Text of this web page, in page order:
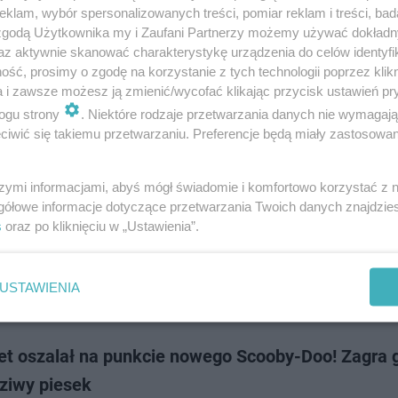
opowieść o 2-letnim chłopcu, który był świadkiem morderstwa
widzów i wyw…
młodą kobietę na oczach jej 2-letniego
to obecnie najpopularniejszy serial Netflixa w 55 krajach, w tym
true crime opowiada wstrząsającą, opartą na faktach historię Alexa
oszalał na punkcie nowego Scooby-Doo! Zagra
piesek
wybór spersonalizowanych treści, pomiar reklam i treści,
Użytkownika my i Zaufani Partnerzy możemy używać
aktywnie skanować charakterystykę urządzenia do celów
prosimy o zgodę na korzystanie z tych technologii poprzez
i zawsze możesz ją zmienić/wycofać klikając przycisk ustawień
strony
. Niektóre rodzaje przetwarzania danych nie
się takiemu przetwarzaniu. Preferencje będą miały
informacjami, abyś mógł świadomie i komfortowo korzystać z
informacje dotyczące przetwarzania Twoich danych
oraz po kliknięciu w „Ustawienia”.
USTAWIENIA